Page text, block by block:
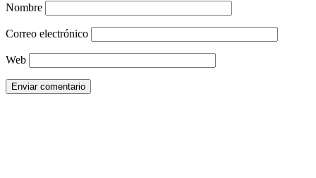
Nombre
Correo electrónico
Web